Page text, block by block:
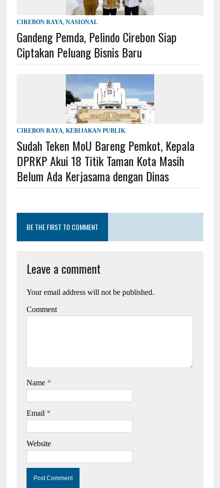
CIREBON RAYA, NASIONAL
Gandeng Pemda, Pelindo Cirebon Siap
Ciptakan Peluang Bisnis Baru
CIREBON RAYA, KEBIJAKAN PUBLIK
Sudah Teken MoU Bareng Pemkot, Kepala
DPRKP Akui 18 Titik Taman Kota Masih
Belum Ada Kerjasama dengan Dinas
BE THE FIRST TO COMMENT
Leave a comment
Your email address will not be published.
Comment
Name *
Email *
Website